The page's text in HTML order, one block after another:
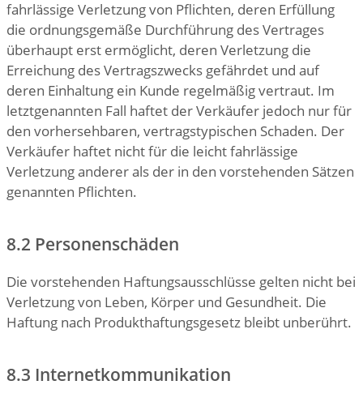
fahrlässige Verletzung von Pflichten, deren Erfüllung
die ordnungsgemäße Durchführung des Vertrages
überhaupt erst ermöglicht, deren Verletzung die
Erreichung des Vertragszwecks gefährdet und auf
deren Einhaltung ein Kunde regelmäßig vertraut. Im
letztgenannten Fall haftet der Verkäufer jedoch nur für
den vorhersehbaren, vertragstypischen Schaden. Der
Verkäufer haftet nicht für die leicht fahrlässige
Verletzung anderer als der in den vorstehenden Sätzen
genannten Pflichten.
8.2 Personenschäden
Die vorstehenden Haftungsausschlüsse gelten nicht bei
Verletzung von Leben, Körper und Gesundheit. Die
Haftung nach Produkthaftungsgesetz bleibt unberührt.
8.3 Internetkommunikation